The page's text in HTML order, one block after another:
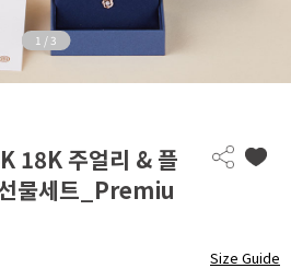
1 / 3
18K 주얼리 & 플
물세트_Premiu
Size Guide